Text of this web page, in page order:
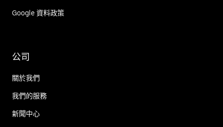
Google 資料政策
公司
關於我們
我們的服務
新聞中心